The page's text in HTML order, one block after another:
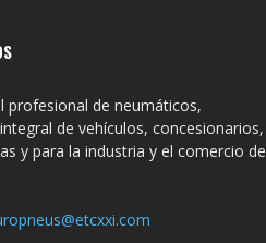
profesional de neumáticos,
de vehículos, concesionarios,
y para la industria y el comercio de